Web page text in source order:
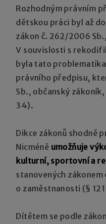
Rozhodným právním
dětskou práci byl až
zákon č. 262/2006
V souvislosti s
byla tato
právního předpisu,
Sb., občanský zákoník,
34).
Dikce zákonů shodně
Nicméně umožňuje
kulturní, sportovní a
stanovených
o zaměstnanosti (§
Dítětem se podle